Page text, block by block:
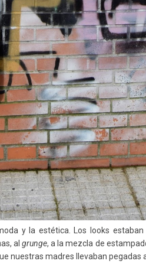
y la estética. Los looks
algrunge, a la mezcla de
nuestras madres llevaban pegadas